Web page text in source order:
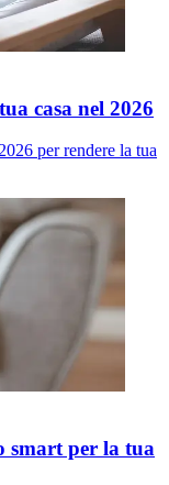
casa nel 2026
per rendere la tua
smart per la tua